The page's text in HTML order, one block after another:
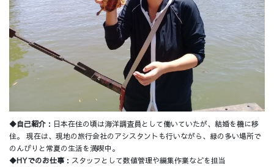
◆自己紹介 ：日本在住の頃は海洋調査員として働いていたが、結婚を機に移
住。 現在は、現地の旅行会社のアシスタントも行いながら、緑の多い場所で
のんびりと常夏の生活を満喫中。
◆HYでのお仕事 ：スタッフとして数値管理や編集作業などを担当